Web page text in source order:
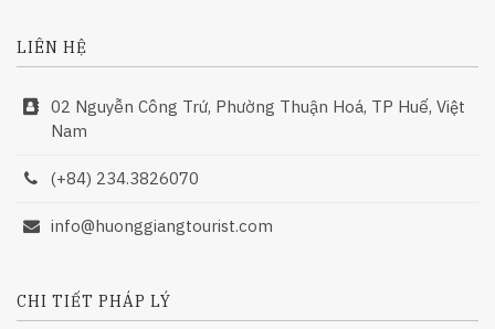
LIÊN HỆ
02 Nguyễn Công Trứ, Phường Thuận Hoá, TP Huế, Việt
Nam
(+84) 234.3826070
info@huonggiangtourist.com
CHI TIẾT PHÁP LÝ